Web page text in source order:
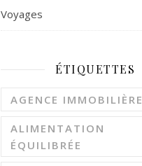
Voyages
ÉTIQUETTES
AGENCE IMMOBILIÈRE
ALIMENTATION
ÉQUILIBRÉE